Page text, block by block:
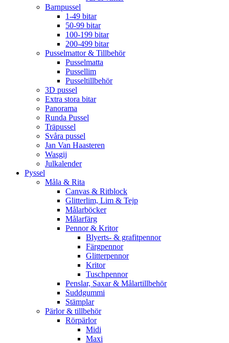
Barnpussel
1-49 bitar
50-99 bitar
100-199 bitar
200-499 bitar
Pusselmattor & Tillbehör
Pusselmatta
Pussellim
Pusseltillbehör
3D pussel
Extra stora bitar
Panorama
Runda Pussel
Träpussel
Svåra pussel
Jan Van Haasteren
Wasgij
Julkalender
Pyssel
Måla & Rita
Canvas & Ritblock
Glitterlim, Lim & Tejp
Målarböcker
Målarfärg
Pennor & Kritor
Blyerts- & grafitpennor
Färgpennor
Glitterpennor
Kritor
Tuschpennor
Penslar, Saxar & Målartillbehör
Suddgummi
Stämplar
Pärlor & tillbehör
Rörpärlor
Midi
Maxi